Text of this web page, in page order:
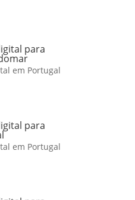
para
em Portugal
para
em Portugal